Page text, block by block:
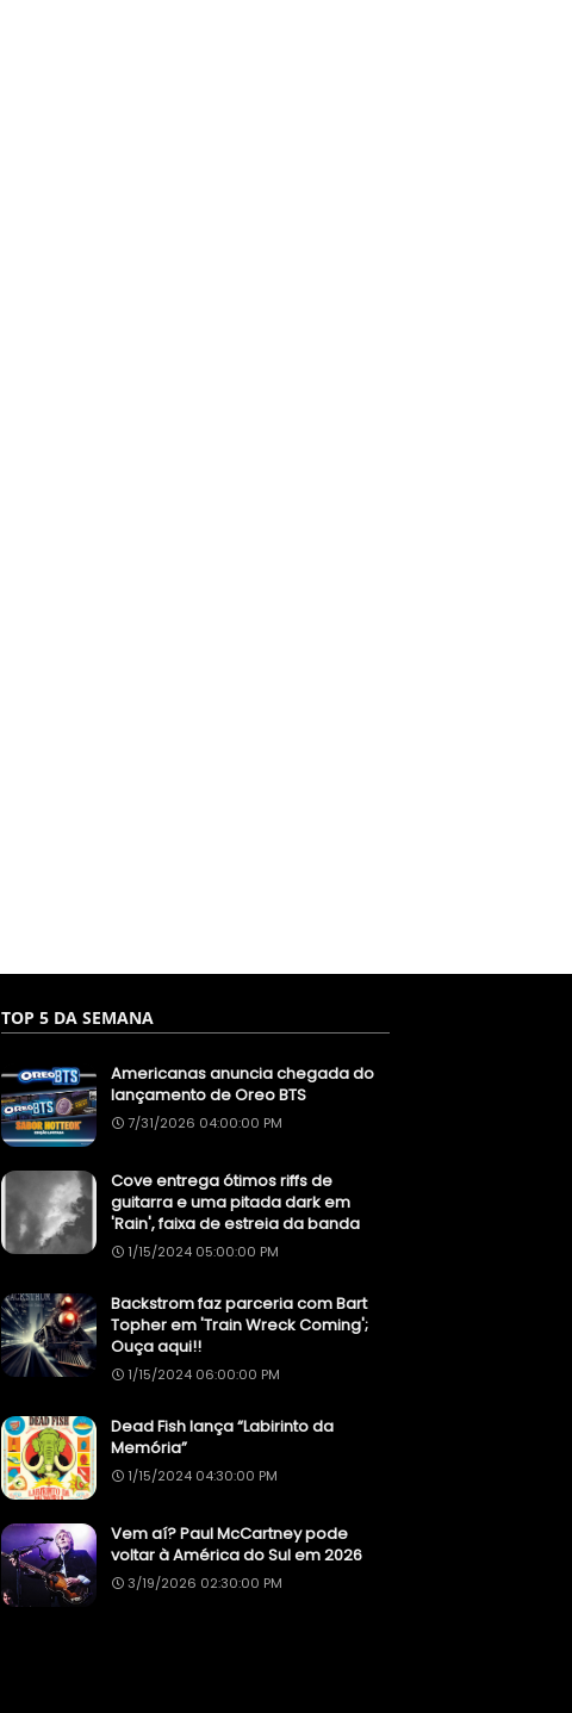
TOP 5 DA SEMANA
Americanas anuncia chegada do
lançamento de Oreo BTS
7/31/2026 04:00:00 PM
Cove entrega ótimos riffs de
guitarra e uma pitada dark em
'Rain', faixa de estreia da banda
1/15/2024 05:00:00 PM
Backstrom faz parceria com Bart
Topher em 'Train Wreck Coming';
Ouça aqui!!
1/15/2024 06:00:00 PM
Dead Fish lança “Labirinto da
Memória”
1/15/2024 04:30:00 PM
Vem aí? Paul McCartney pode
voltar à América do Sul em 2026
3/19/2026 02:30:00 PM